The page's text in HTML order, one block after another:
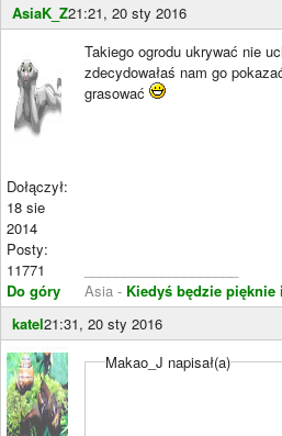
AsiaK_Z21:21, 20 sty 2016
Dołączył:
18 sie
2014
Posty:
11771
Do góry
Takiego ogrodu ukrywać nie
zdecydowałaś nam go
grasować
Asia - Kiedyś będzie
katel21:31, 20 sty 2016
Makao_J napisał(a)